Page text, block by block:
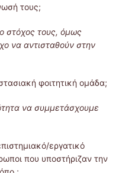
τους;
τους, όμως
να αντισταθούν στην
φοιτητική ομάδα;
να συμμετάσχουμε
εργατικό
που υποστήριζαν την